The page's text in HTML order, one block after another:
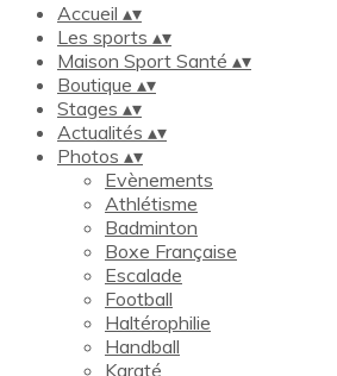
Accueil ▴▾
Les sports ▴▾
Maison Sport Santé ▴▾
Boutique ▴▾
Stages ▴▾
Actualités ▴▾
Photos ▴▾
Evènements
Athlétisme
Badminton
Boxe Française
Escalade
Football
Haltérophilie
Handball
Karaté